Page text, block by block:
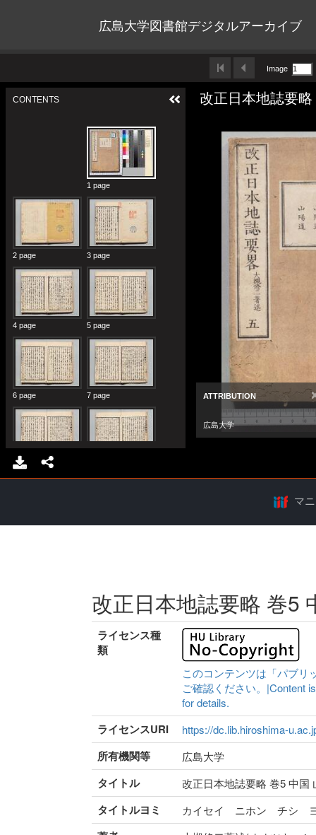
広島大学図書館デジタルアーカイブ
マ
改正日本地誌要略 巻5
ライセンス種
類
このコンテンツは「パブリ
ご確認ください。|Content
for details.
ライセンスURI https://dc.lib.hiroshima-
所有機関等 広島大学
タイトル 改正日本地誌要略 巻5 中国
タイトルヨミ カイセイ ニホン チシ ヨ